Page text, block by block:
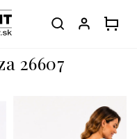
26607